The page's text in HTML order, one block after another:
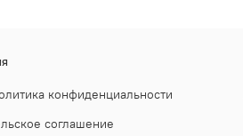
конфиденциальности
соглашение